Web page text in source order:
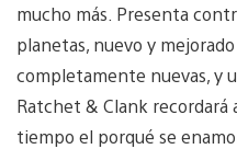
mucho más. Presenta
planetas, nuevo y
completamente nuevas, y
Ratchet & Clank recordará
tiempo el porqué se